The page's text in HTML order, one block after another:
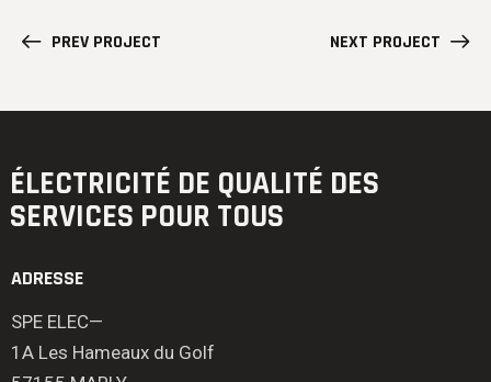
PREV PROJECT NEXT PROJECT
ÉLECTRICITÉ DE QUALITÉ DES
SERVICES POUR TOUS
ADRESSE
SPE ELEC—
1A Les Hameaux du Golf